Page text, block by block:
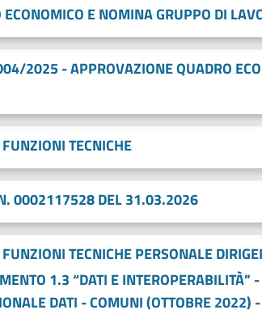
E NOMINA GRUPPO DI
2025 - APPROVAZIONE QUADRO
TECNICHE
0002117528 DEL 31.03.2026
TECNICHE PERSONALE
1.3 “DATI E INTEROPERABILITÀ”
DATI - COMUNI (OTTOBRE